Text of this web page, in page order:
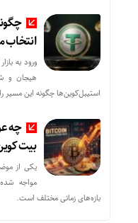
انتخاب
ورود به
هیجان و
استیبل‌کوین‌ها چگونه این مسیر
چه
بیت
یکی از
مواجه
بازه‌های زمانی مختلف است.